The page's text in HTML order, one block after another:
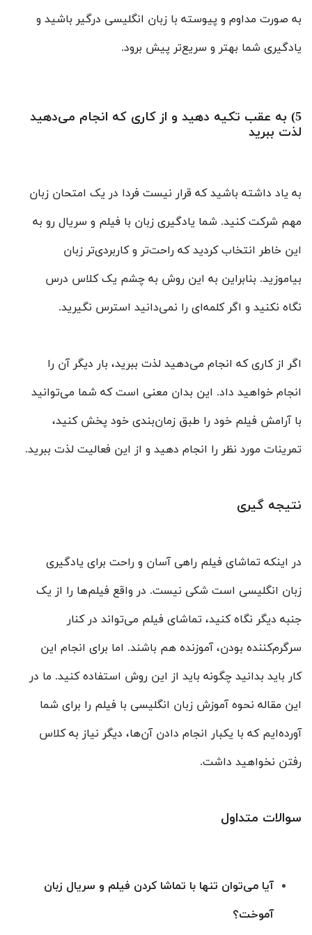
به صورت مداوم و پیوسته با زبان انگلیسی درگیر باشید و
یادگیری شما بهتر و سریع‌تر پیش برود.
5) به عقب تکیه دهید و از کاری که انجام می‌دهید
لذت ببرید
به یاد داشته باشید که قرار نیست فردا در یک امتحان زبان
مهم شرکت کنید. شما یادگیری زبان با فیلم و سریال رو به
این خاطر انتخاب کردید که راحت‌تر و کاربردی‌تر زبان
بیاموزید. بنابراین به این روش به چشم یک کلاس درس
نگاه نکنید و اگر کلمه‌ای را نمی‌دانید استرس نگیرید.
اگر از کاری که انجام می‌دهید لذت ببرید، بار دیگر آن را
انجام خواهید داد. این بدان معنی است که شما می‌توانید
با آرامش فیلم خود را طبق زمان‌بندی خود پخش کنید،
تمرینات مورد نظر را انجام دهید و از این فعالیت لذت ببرید.
نتیجه گیری
در اینکه تماشای فیلم راهی آسان و راحت برای یادگیری
زبان انگلیسی است شکی نیست. در واقع فیلم‌ها را از یک
جنبه دیگر نگاه کنید، تماشای فیلم می‌تواند در کنار
سرگرم‌کننده بودن، آموزنده هم باشند. اما برای انجام این
کار باید بدانید چگونه باید از این روش استفاده کنید. ما در
این مقاله نحوه آموزش زبان انگلیسی با فیلم را برای شما
آورده‌ایم که با یکبار انجام دادن آن‌ها، دیگر نیاز به کلاس
رفتن نخواهید داشت.
سوالات متداول
آیا می‌توان تنها با تماشا کردن فیلم و سریال زبان
آموخت؟